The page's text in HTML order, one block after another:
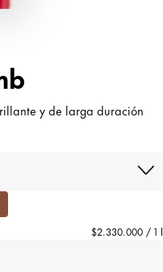
y de larga duración
$2.330.000 / 1 l